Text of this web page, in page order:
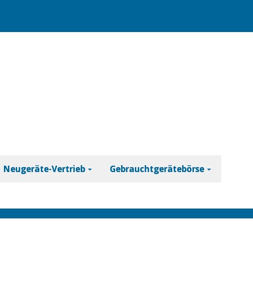
Neugeräte-Vertrieb Gebrauchtgerätebörse